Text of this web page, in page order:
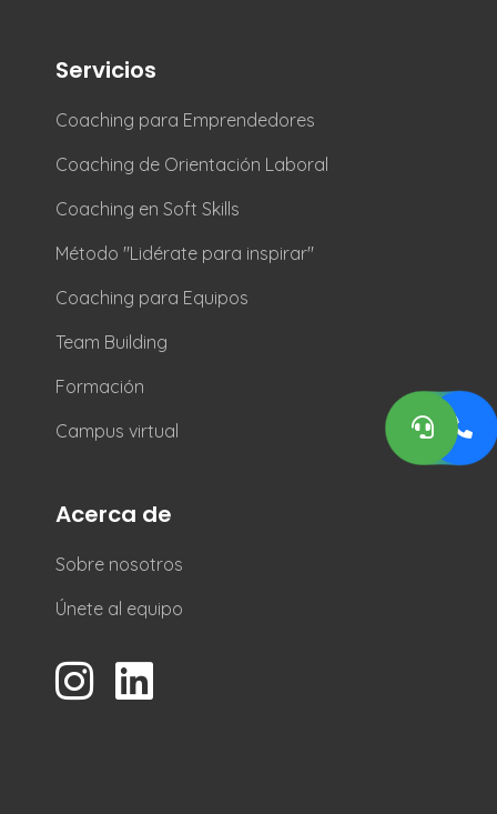
Servicios
Coaching para Emprendedores
Coaching de Orientación Laboral
Coaching en Soft Skills
Método "Lidérate para inspirar"
Coaching para Equipos
Team Building
Formación
Campus virtual
Acerca de
Sobre nosotros
Únete al equipo